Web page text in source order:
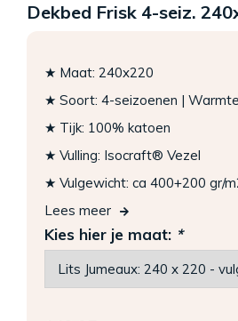
Dekbed Frisk 4-seiz.
★ Maat: 240x220
★ Soort: 4-seizoenen |
★ Tijk: 100% katoen
★ Vulling: Isocraft® Vezel
★ Vulgewicht: ca 400+200 gr/
Lees meer
Kies hier je maat: *